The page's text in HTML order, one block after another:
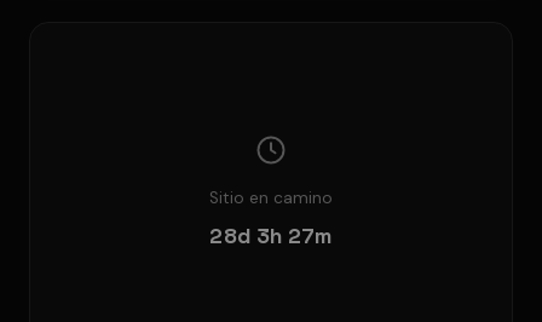
Sitio en camino
28d 3h 27m